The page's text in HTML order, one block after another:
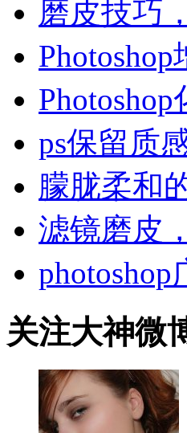
磨皮技巧
ps保留质
朦胧柔和
滤镜磨皮
关注大神微